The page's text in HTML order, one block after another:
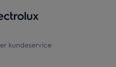
kundeservice